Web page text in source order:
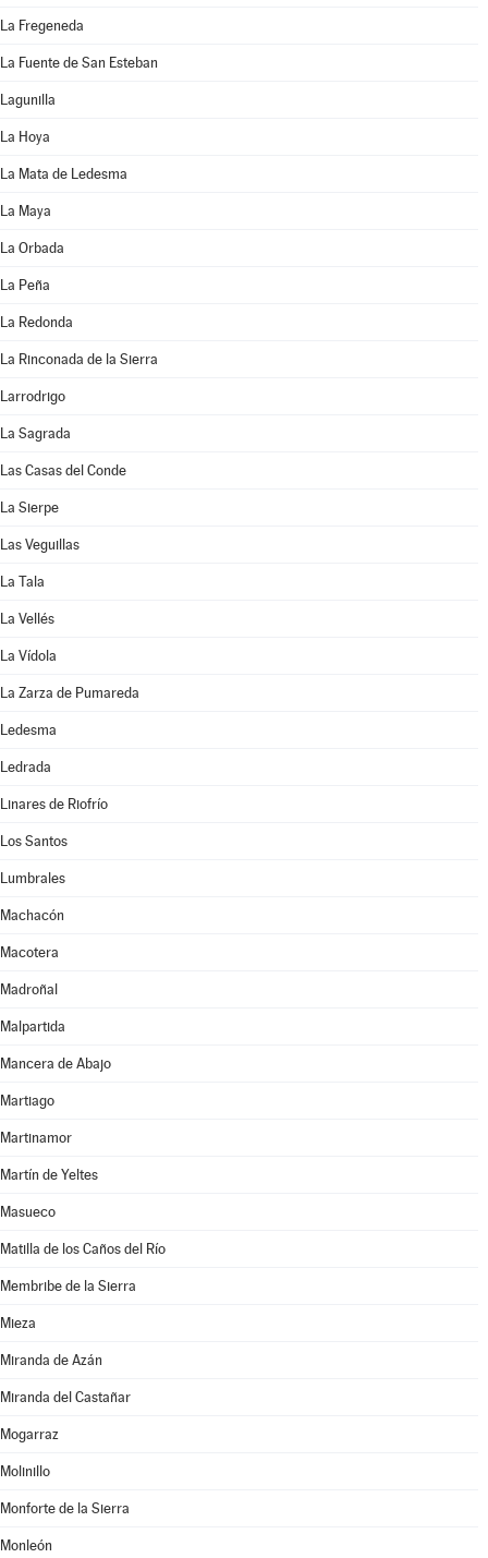
La Fregeneda
La Fuente de San Esteban
Lagunilla
La Hoya
La Mata de Ledesma
La Maya
La Orbada
La Peña
La Redonda
La Rinconada de la Sierra
Larrodrigo
La Sagrada
Las Casas del Conde
La Sierpe
Las Veguillas
La Tala
La Vellés
La Vídola
La Zarza de Pumareda
Ledesma
Ledrada
Linares de Riofrío
Los Santos
Lumbrales
Machacón
Macotera
Madroñal
Malpartida
Mancera de Abajo
Martiago
Martinamor
Martín de Yeltes
Masueco
Matilla de los Caños del Río
Membribe de la Sierra
Mieza
Miranda de Azán
Miranda del Castañar
Mogarraz
Molinillo
Monforte de la Sierra
Monleón